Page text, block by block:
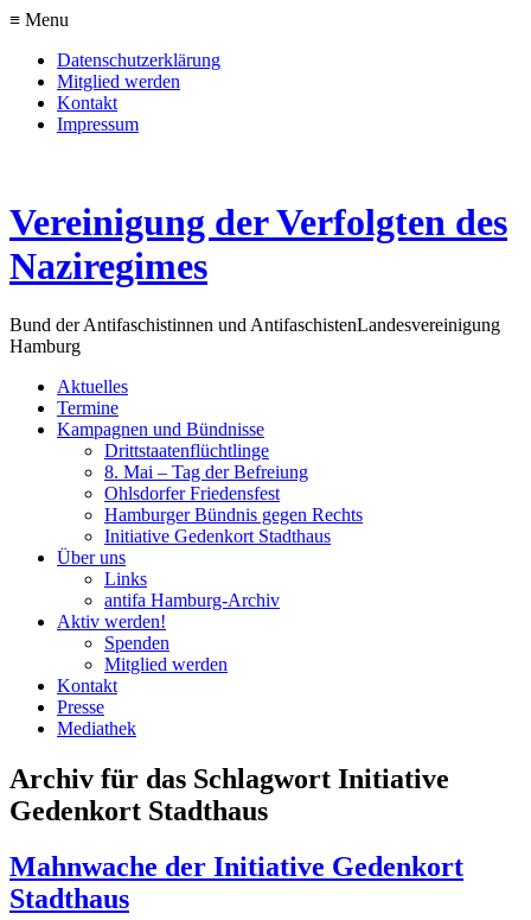
≡ Menu
Datenschutzerklärung
Mitglied werden
Kontakt
Impressum
Vereinigung der Verfolgten des
Naziregimes
Bund der Antifaschistinnen und AntifaschistenLandesvereinigung
Hamburg
Aktuelles
Termine
Kampagnen und Bündnisse
Drittstaatenflüchtlinge
8. Mai – Tag der Befreiung
Ohlsdorfer Friedensfest
Hamburger Bündnis gegen Rechts
Initiative Gedenkort Stadthaus
Über uns
Links
antifa Hamburg-Archiv
Aktiv werden!
Spenden
Mitglied werden
Kontakt
Presse
Mediathek
Archiv für das Schlagwort Initiative
Gedenkort Stadthaus
Mahnwache der Initiative Gedenkort
Stadthaus